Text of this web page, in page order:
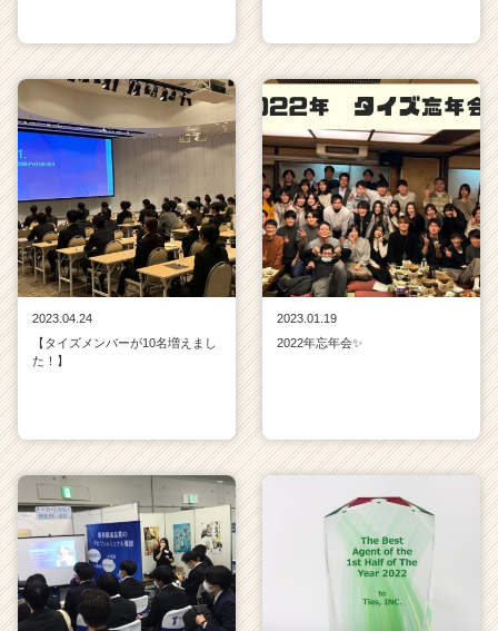
2023.04.24
【タイズメンバーが10名増えまし
た！】
2023.01.19
2022年忘年会✨